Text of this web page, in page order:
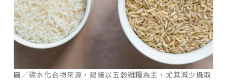
圖／碳水化合物來源，建議以五穀雜糧為主，尤其減少攝取